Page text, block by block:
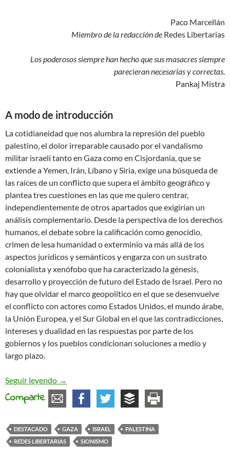
Paco Marcellán
Miembro de la redacción de Redes Libertarias
Los poderosos siempre han hecho que sus masacres siempre
parecieran necesarias y correctas.
Pankaj Mistra
A modo de introducción
La cotidianeidad que nos alumbra la represión del pueblo
palestino, el dolor irreparable causado por el vandalismo
militar israelí tanto en Gaza como en Cisjordania, que se
extiende a Yemen, Irán, Líbano y Siria, exige una búsqueda de
las raíces de un conflicto que supera el ámbito geográfico y
plantea tres cuestiones en las que me quiero centrar,
independientemente de otros apartados que exigirían un
análisis complementario. Desde la perspectiva de los derechos
humanos, el debate sobre la calificación como genocidio,
crimen de lesa humanidad o exterminio va más allá de los
aspectos jurídicos y semánticos y engarza con un sustrato
colonialista y xenófobo que ha caracterizado la génesis,
desarrollo y proyección de futuro del Estado de Israel. Pero no
hay que olvidar el marco geopolítico en el que se desenvuelve
el conflicto con actores como Estados Unidos, el mundo árabe,
la Unión Europea, y el Sur Global en el que las contradicciones,
intereses y dualidad en las respuestas por parte de los
gobiernos y los pueblos condicionan soluciones a medio y
largo plazo.
Seguir leyendo Crónica de un conﬂicto interminable. Palestina e
→
Comparte
DESTACADO GAZA ISRAEL
PALESTINA
REDES LIBERTARIAS
SIONISMO